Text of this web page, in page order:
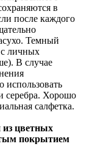
в
после каждого
Темный
с личных
В случае
использовать
серебра. Хорошо
салфетка.
из цветных
покрытием